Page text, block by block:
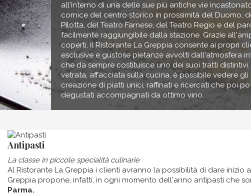
all'interno di una delle sue più antiche vie
cornice del centro storico in prossimità del Duomo,
Pilotta, del Teatro Farnese, del Teatro Regio e del
facilmente raggiungibile dalla stazione. Grazie
coperti, il Ristorante La Greppia consente ai propri
esclusive e gustose pietanze avvolti dall'atmosfera
che da sempre costituisce uno dei suoi tratti
vetrata, affacciata sulla cucina, è possibile vedere
creazione di piatti unici, raffinati e ricercati che poi
degustati accompagnati da ottimo vino.
Antipasti
La classe in piccole specialità culinarie
Al Ristorante La Greppia i clienti avranno la possibilità di dare
Greppia propone, infatti, in ogni momento dell'anno antipasti che
Parma.